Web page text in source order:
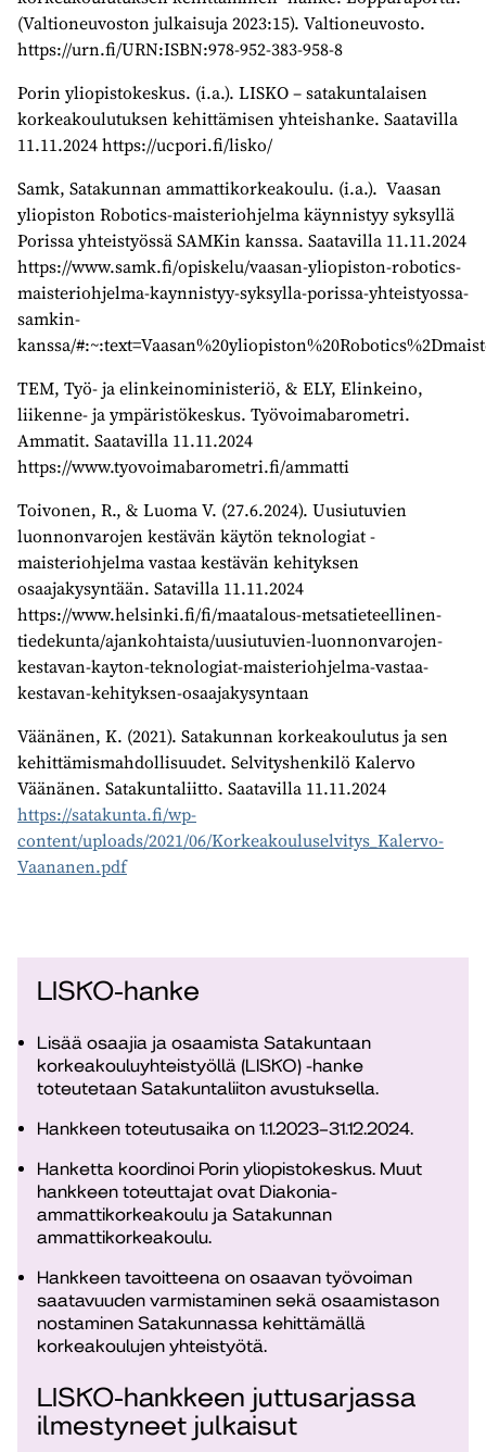
(Valtioneuvoston julkaisuja 2023:15). Valtioneuvosto.
https://urn.fi/URN:ISBN:978-952-383-958-8
Porin yliopistokeskus. (i.a.). LISKO – satakuntalaisen
korkeakoulutuksen kehittämisen yhteishanke. Saatavilla
11.11.2024 https://ucpori.fi/lisko/
Samk, Satakunnan ammattikorkeakoulu. (i.a.). Vaasan
yliopiston Robotics-maisteriohjelma käynnistyy syksyllä
Porissa yhteistyössä SAMKin kanssa. Saatavilla 11.11.2024
https://www.samk.fi/opiskelu/vaasan-yliopiston-robotics-
maisteriohjelma-kaynnistyy-syksylla-porissa-yhteistyossa-
samkin-
kanssa/
TEM, Työ- ja elinkeinoministeriö, & ELY, Elinkeino,
liikenne- ja ympäristökeskus. Työvoimabarometri.
Ammatit. Saatavilla 11.11.2024
https://www.tyovoimabarometri.fi/ammatti
Toivonen, R., & Luoma V. (27.6.2024). Uusiutuvien
luonnonvarojen kestävän käytön teknologiat -
maisteriohjelma vastaa kestävän kehityksen
osaajakysyntään. Satavilla 11.11.2024
https://www.helsinki.fi/fi/maatalous-metsatieteellinen-
tiedekunta/ajankohtaista/uusiutuvien-luonnonvarojen-
kestavan-kayton-teknologiat-maisteriohjelma-vastaa-
kestavan-kehityksen-osaajakysyntaan
Väänänen, K. (2021). Satakunnan korkeakoulutus ja sen
kehittämismahdollisuudet. Selvityshenkilö Kalervo
Väänänen. Satakuntaliitto. Saatavilla 11.11.2024
https://satakunta.fi/wp-
content/uploads/2021/06/Korkeakouluselvitys_Kalervo-
Vaananen.pdf
LISKO-hanke
Lisää osaajia ja osaamista Satakuntaan
korkeakouluyhteistyöllä (LISKO) -hanke
toteutetaan Satakuntaliiton avustuksella.
Hankkeen toteutusaika on 1.1.2023–31.12.2024.
Hanketta koordinoi Porin yliopistokeskus. Muut
hankkeen toteuttajat ovat Diakonia-
ammattikorkeakoulu ja Satakunnan
ammattikorkeakoulu.
Hankkeen tavoitteena on osaavan työvoiman
saatavuuden varmistaminen sekä osaamistason
nostaminen Satakunnassa kehittämällä
korkeakoulujen yhteistyötä.
LISKO-hankkeen juttusarjassa
ilmestyneet julkaisut